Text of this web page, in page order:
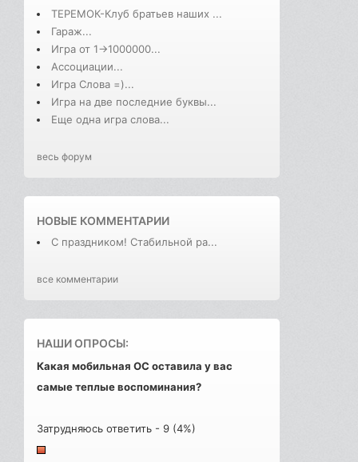
ТЕРЕМОК-Клуб братьев наших ...
Гараж...
Игра от 1->1000000...
Ассоциации...
Игра Слова =)...
Игра на две последние буквы...
Еще одна игра слова...
весь форум
НОВЫЕ КОММЕНТАРИИ
С праздником! Стабильной ра...
все комментарии
НАШИ ОПРОСЫ:
Какая мобильная ОС оставила у вас
самые теплые воспоминания?
Затрудняюсь ответить - 9 (4%)